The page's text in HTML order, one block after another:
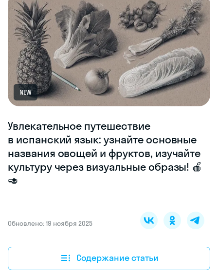
NEW
Увлекательное путешествие
в испанский язык: узнайте основные
названия овощей и фруктов, изучайте
культуру через визуальные образы! 🍎
🥑
Обновлено: 19 ноября 2025
Содержание статьи